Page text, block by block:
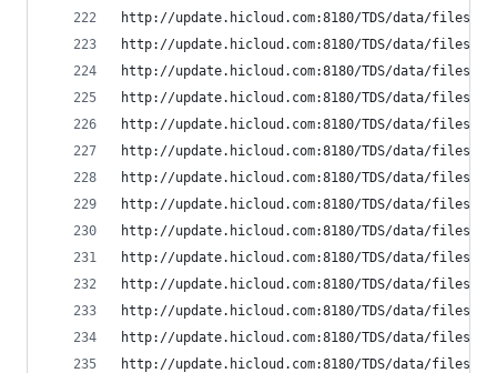
http://update.hicloud.com:8180/TDS/data/files/p9/
http://update.hicloud.com:8180/TDS/data/files/p9/
http://update.hicloud.com:8180/TDS/data/files/p9/
http://update.hicloud.com:8180/TDS/data/files/p9/
http://update.hicloud.com:8180/TDS/data/files/p9/
http://update.hicloud.com:8180/TDS/data/files/p9/
http://update.hicloud.com:8180/TDS/data/files/p9/
http://update.hicloud.com:8180/TDS/data/files/p9/
http://update.hicloud.com:8180/TDS/data/files/p9/
http://update.hicloud.com:8180/TDS/data/files/p9/
http://update.hicloud.com:8180/TDS/data/files/p9/
http://update.hicloud.com:8180/TDS/data/files/p9/
http://update.hicloud.com:8180/TDS/data/files/p9/
http://update.hicloud.com:8180/TDS/data/files/p9/